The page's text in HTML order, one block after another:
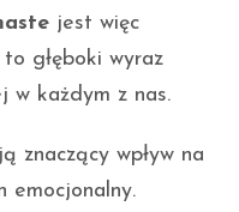
jest więc
głęboki wyraz
w każdym z nas.
znaczący wpływ na
emocjonalny.